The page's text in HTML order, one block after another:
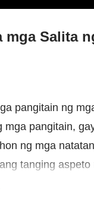
mga Salita
pangitain ng
mga pangitain,
ng mga
tanging
dapat